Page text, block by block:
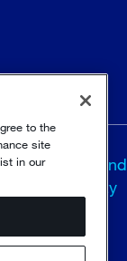
Trust and
security
- 2025
to the
site
in our